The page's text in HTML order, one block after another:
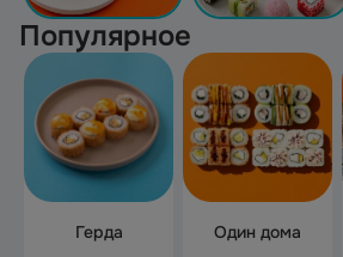
Популярное
Герда Один дома